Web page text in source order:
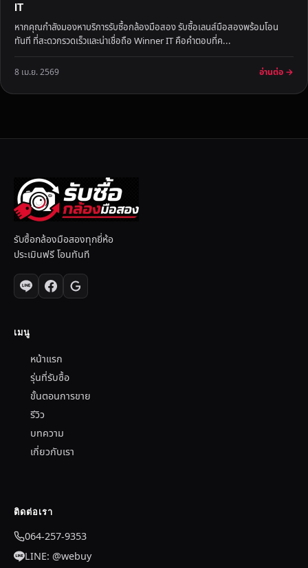
IT
หากคุณกำลังมองหาบริการรับซื้อกล้องมือสอง รับซื้อเลนส์มือสองพร้อมโอน
ทันที ที่สะดวกรวดเร็วและน่าเชื่อถือ Winner IT คือคำตอบที่ค...
8 เม.ย. 2569 อ่านต่อ →
รับซื้อกล้องมือสองทุกยี่ห้อ
ประเมินฟรี โอนทันที
เมนู
หน้าแรก
รุ่นที่รับซื้อ
ขั้นตอนการขาย
รีวิว
บทความ
เกี่ยวกับเรา
ติดต่อเรา
064-257-9353
LINE: @webuy